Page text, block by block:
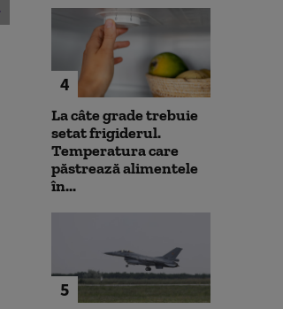
Moody's menține ratingul de
țară al României, cu
perspectivă negativă.
Alexandru Nazare: E un
răgaz, nu motiv de relaxare
De ce nu ajută
la diminuarea
Climatolog:
neuniform și
este nevoie
4
La câte grade trebuie
setat frigiderul.
Temperatura care
păstrează alimentele
în...
5